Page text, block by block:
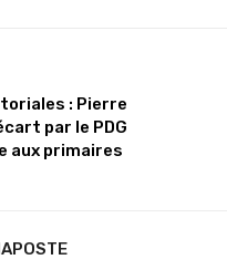
: Pierre
par le PDG
aux primaires